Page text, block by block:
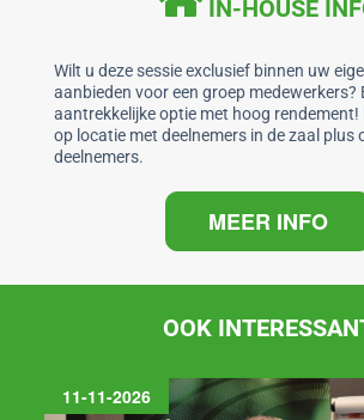
o
k
p
p
IN-HOUSE
Wilt u deze sessie exclusief binnen uw
aanbieden voor een groep medewerkers?
aantrekkelijke optie met hoog rendement!
op locatie met deelnemers in de zaal plus
deelnemers.
MEER INFO
OOK
11-11-2026